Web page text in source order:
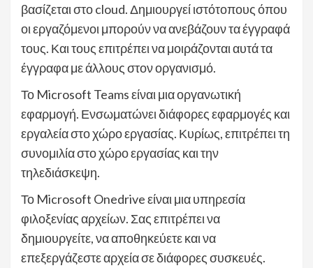
βασίζεται στο cloud. Δημιουργεί ιστότοπους όπου
οι εργαζόμενοι μπορούν να ανεβάζουν τα έγγραφά
τους. Και τους επιτρέπει να μοιράζονται αυτά τα
έγγραφα με άλλους στον οργανισμό.
Το Microsoft Teams είναι μια οργανωτική
εφαρμογή. Ενσωματώνει διάφορες εφαρμογές και
εργαλεία στο χώρο εργασίας. Κυρίως, επιτρέπει τη
συνομιλία στο χώρο εργασίας και την
τηλεδιάσκεψη.
Το Microsoft Onedrive είναι μια υπηρεσία
φιλοξενίας αρχείων. Σας επιτρέπει να
δημιουργείτε, να αποθηκεύετε και να
επεξεργάζεστε αρχεία σε διάφορες συσκευές.